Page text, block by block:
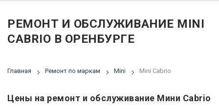
РЕМОНТ И ОБСЛУЖИВАНИЕ MINI
CABRIO В ОРЕНБУРГЕ
Главная Ремонт по маркам Mini Mini Cabrio
Цены на ремонт и обслуживание Мини Cabrio